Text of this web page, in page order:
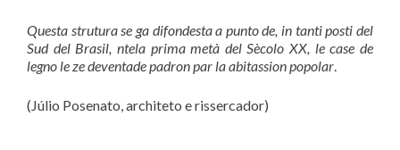
Questa strutura se ga difondesta a punto de, in tanti posti del
Sud del Brasil, ntela prima metà del Sècolo XX, le case de
legno le ze deventade padron par la abitassion popolar.
(Júlio Posenato, architeto e rissercador)